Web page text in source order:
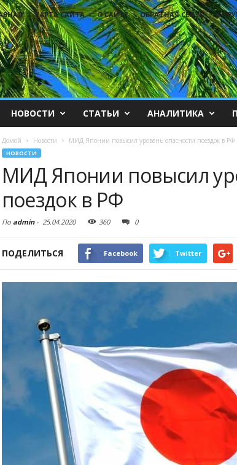
КАРТА САЙТА О САЙТЕ ОБРАТНАЯ СВЯЗЬ
НОВОСТИ СТАТЬИ АНАЛИТИКА
Домой Новости МИД Японии повысил уровень опасности поездок в РФ
НОВОСТИ
МИД Японии повысил
поездок в РФ
По admin- 25.04.2020 360 0
ПОДЕЛИТЬСЯ Facebook Twitter